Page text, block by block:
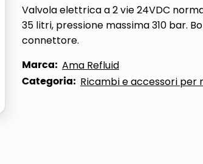
Valvola elettrica a 2 vie 24VDC
35 litri, pressione massima 310 bar.
connettore.
Marca: Ama Refluid
Categoria: Ricambi e accessori per